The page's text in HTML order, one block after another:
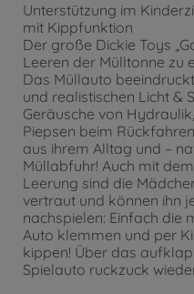
Unterstützung im
mit Kippfunktion
Der große Dickie Toys
Leeren der Mülltonne zu
Das Müllauto
und realistischen Licht &
Geräusche von
Piepsen beim
aus ihrem Alltag und –
Müllabfuhr! Auch mit
Leerung sind die
vertraut und können ihn
nachspielen: Einfach die
Auto klemmen und per
kippen! Über das
Spielauto ruckzuck